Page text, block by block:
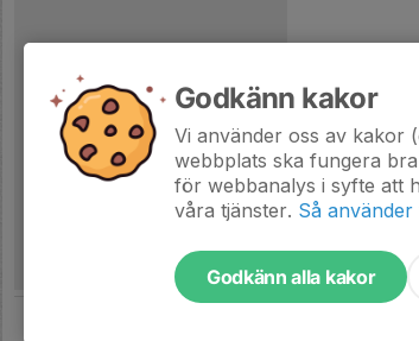
Godkänn kakor
Vi använder oss av kakor
webbplats ska fungera
för webbanalys i syfte att
våra tjänster. Så använder
Godkänn alla kakor